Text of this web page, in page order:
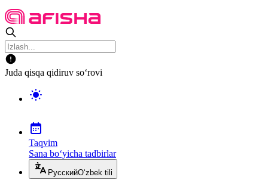
Juda qisqa qidiruv so‘rovi
Taqvim
Sana bo‘yicha tadbirlar
РусскийO‘zbek tili